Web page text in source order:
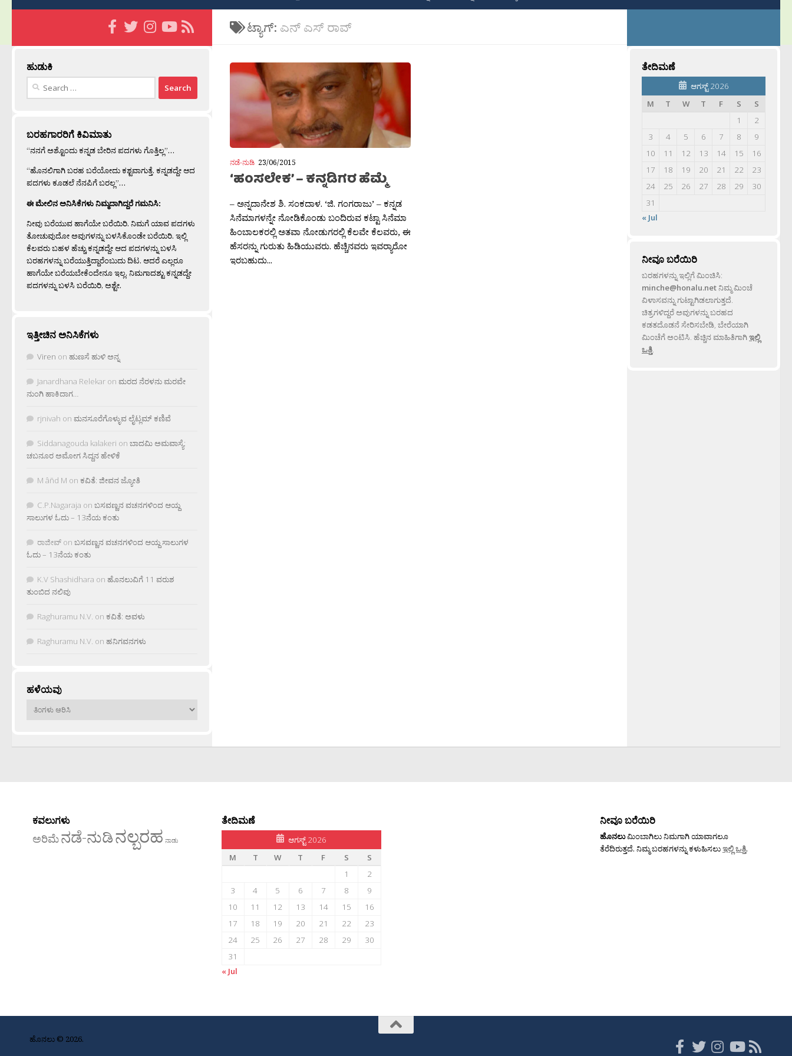
ಟ್ಯಾಗ್: ಎನ್ ಎಸ್ ರಾವ್
ನಡೆ-ನುಡಿ 23/06/2015
‘ಹಂಸಲೇಕ’ – ಕನ್ನಡಿಗರ ಹೆಮ್ಮೆ
– ಅನ್ನದಾನೇಶ ಶಿ. ಸಂಕದಾಳ. ‘ಜಿ. ಗಂಗರಾಜು’ – ಕನ್ನಡ
ಸಿನೆಮಾಗಳನ್ನೇ ನೋಡಿಕೊಂಡು ಬಂದಿರುವ ಕಟ್ಟಾ ಸಿನೆಮಾ
ಹಿಂಬಾಲಕರಲ್ಲಿ ಅತವಾ ನೋಡುಗರಲ್ಲಿ ಕೆಲವೇ ಕೆಲವರು, ಈ
ಹೆಸರನ್ನು ಗುರುತು ಹಿಡಿಯುವರು. ಹೆಚ್ಚಿನವರು ಇವರ‍್ಯಾರೋ
ಇರಬಹುದು...
ಹುಡುಕಿ
Search
ಬರಹಗಾರರಿಗೆ ಕಿವಿಮಾತು
“ನನಗೆ ಅಶ್ಟೊಂದು ಕನ್ನಡ ಬೇರಿನ ಪದಗಳು ಗೊತ್ತಿಲ್ಲ”…
“ಹೊನಲಿಗಾಗಿ ಬರಹ ಬರೆಯೋದು ಕಶ್ಟವಾಗುತ್ತೆ. ಕನ್ನಡದ್ದೇ ಆದ
ಪದಗಳು ಕೂಡಲೆ ನೆನಪಿಗೆ ಬರಲ್ಲ”…
ಈ ಮೇಲಿನ ಅನಿಸಿಕೆಗಳು ನಿಮ್ಮದಾಗಿದ್ದರೆ ಗಮನಿಸಿ:
ನೀವು ಬರೆಯುವ ಹಾಗೆಯೇ ಬರೆಯಿರಿ. ನಿಮಗೆ ಯಾವ ಪದಗಳು
ತೋಚುವುದೋ ಅವುಗಳನ್ನು ಬಳಸಿಕೊಂಡೇ ಬರೆಯಿರಿ. ಇಲ್ಲಿ
ಕೆಲವರು ಬಹಳ ಹೆಚ್ಚು ಕನ್ನಡದ್ದೇ ಆದ ಪದಗಳನ್ನು ಬಳಸಿ
ಬರಹಗಳನ್ನು ಬರೆಯುತ್ತಿದ್ದಾರೆಂಬುದು ದಿಟ. ಆದರೆ ಎಲ್ಲರೂ
ಹಾಗೆಯೇ ಬರೆಯಬೇಕೆಂದೇನೂ ಇಲ್ಲ. ನಿಮಗಾದಶ್ಟು ಕನ್ನಡದ್ದೇ
ಪದಗಳನ್ನು ಬಳಸಿ ಬರೆಯಿರಿ, ಅಶ್ಟೇ.
ಇತ್ತೀಚಿನ ಅನಿಸಿಕೆಗಳು
Viren on ಹುಣಸೆ ಹುಳಿ ಅನ್ನ
Janardhana Relekar on ಮರದ ನೆರಳನು ಮರವೇ
ನುಂಗಿ ಹಾಕಿದಾಗ…
rjnivah on ಮನಸೂರೆಗೊಳ್ಳುವ ಲೈಟ್ಲಮ್ ಕಣಿವೆ
Siddanagouda kalakeri on ಬಾದಮಿ ಅಮವಾಸ್ಯೆ:
ಚಬನೂರ ಅಮೋಗ ಸಿದ್ದನ ಹೇಳಿಕೆ
M âñd M on ಕವಿತೆ: ಜೀವನ ಜ್ಯೋತಿ
C.P.Nagaraja on ಬಸವಣ್ಣನ ವಚನಗಳಿಂದ ಆಯ್ದ
ಸಾಲುಗಳ ಓದು – 13ನೆಯ ಕಂತು
ರಾಜೀವ್ on ಬಸವಣ್ಣನ ವಚನಗಳಿಂದ ಆಯ್ದ ಸಾಲುಗಳ
ಓದು – 13ನೆಯ ಕಂತು
K.V Shashidhara on ಹೊನಲುವಿಗೆ 11 ವರುಶ
ತುಂಬಿದ ನಲಿವು
Raghuramu N.V. on ಕವಿತೆ: ಅವಳು
Raghuramu N.V. on ಹನಿಗವನಗಳು
ಹಳೆಯವು
ಹಳೆಯವು
ತೇದಿಮಣೆ
ಆಗಸ್ಟ್ 2026
M
T W T F S
S
1
2
3
4 5 6 7 8
9
10
11 12 13 14 15
16
17
18 19 20 21 22
23
24
25 26 27 28 29
30
31
« Jul
ನೀವೂ ಬರೆಯಿರಿ
ಬರಹಗಳನ್ನು ಇಲ್ಲಿಗೆ ಮಿಂಚಿಸಿ:
minche@honalu.netನಿಮ್ಮ ಮಿಂಚೆ
ವಿಳಾಸವನ್ನು ಗುಟ್ಟಾಗಿಡಲಾಗುತ್ತದೆ.
ಚಿತ್ರಗಳಿದ್ದರೆ ಅವುಗಳನ್ನು ಬರಹದ
ಕಡತದೊಡನೆ ಸೇರಿಸಬೇಡಿ, ಬೇರೆಯಾಗಿ
ಮಿಂಚೆಗೆ ಅಂಟಿಸಿ. ಹೆಚ್ಚಿನ ಮಾಹಿತಿಗಾಗಿಇಲ್ಲಿ
ಒತ್ತಿ.
ಕವಲುಗಳು
ಅರಿಮೆನಡೆ-ನುಡಿನಲ್ಬರಹ ನಾಡು
ತೇದಿಮಣೆ
ಆಗಸ್ಟ್ 2026
M
T W T F S
S
1
2
3
4 5 6 7 8
9
10
11 12 13 14 15
16
17
18 19 20 21 22
23
24
25 26 27 28 29
30
31
« Jul
ನೀವೂ ಬರೆಯಿರಿ
ಹೊನಲುಮಿಂಬಾಗಿಲು ನಿಮಗಾಗಿ ಯಾವಾಗಲೂ
ತೆರೆದಿರುತ್ತದೆ. ನಿಮ್ಮ ಬರಹಗಳನ್ನು ಕಳುಹಿಸಲುಇಲ್ಲಿ ಒತ್ತಿ.
ಹೊನಲು © 2026.